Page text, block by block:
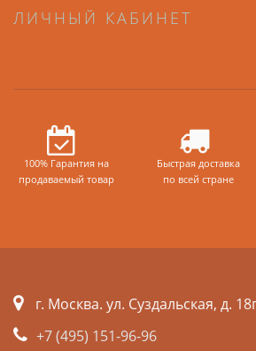
ЛИЧНЫЙ КАБИНЕТ
100% Гарантия на
продаваемый товар
Быстрая доставка
по всей стране
г. Москва. ул. Суздальская, д.
+7 (495) 151-96-96